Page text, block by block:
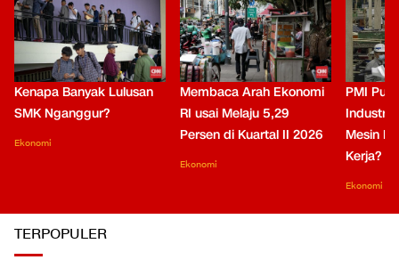
Kenapa Banyak Lulusan
SMK Nganggur?
Ekonomi
Membaca Arah Ekonomi
RI usai Melaju 5,29
Persen di Kuartal II 2026
Ekonomi
PMI
Industri
Mesin
Kerja?
Ekonomi
TERPOPULER